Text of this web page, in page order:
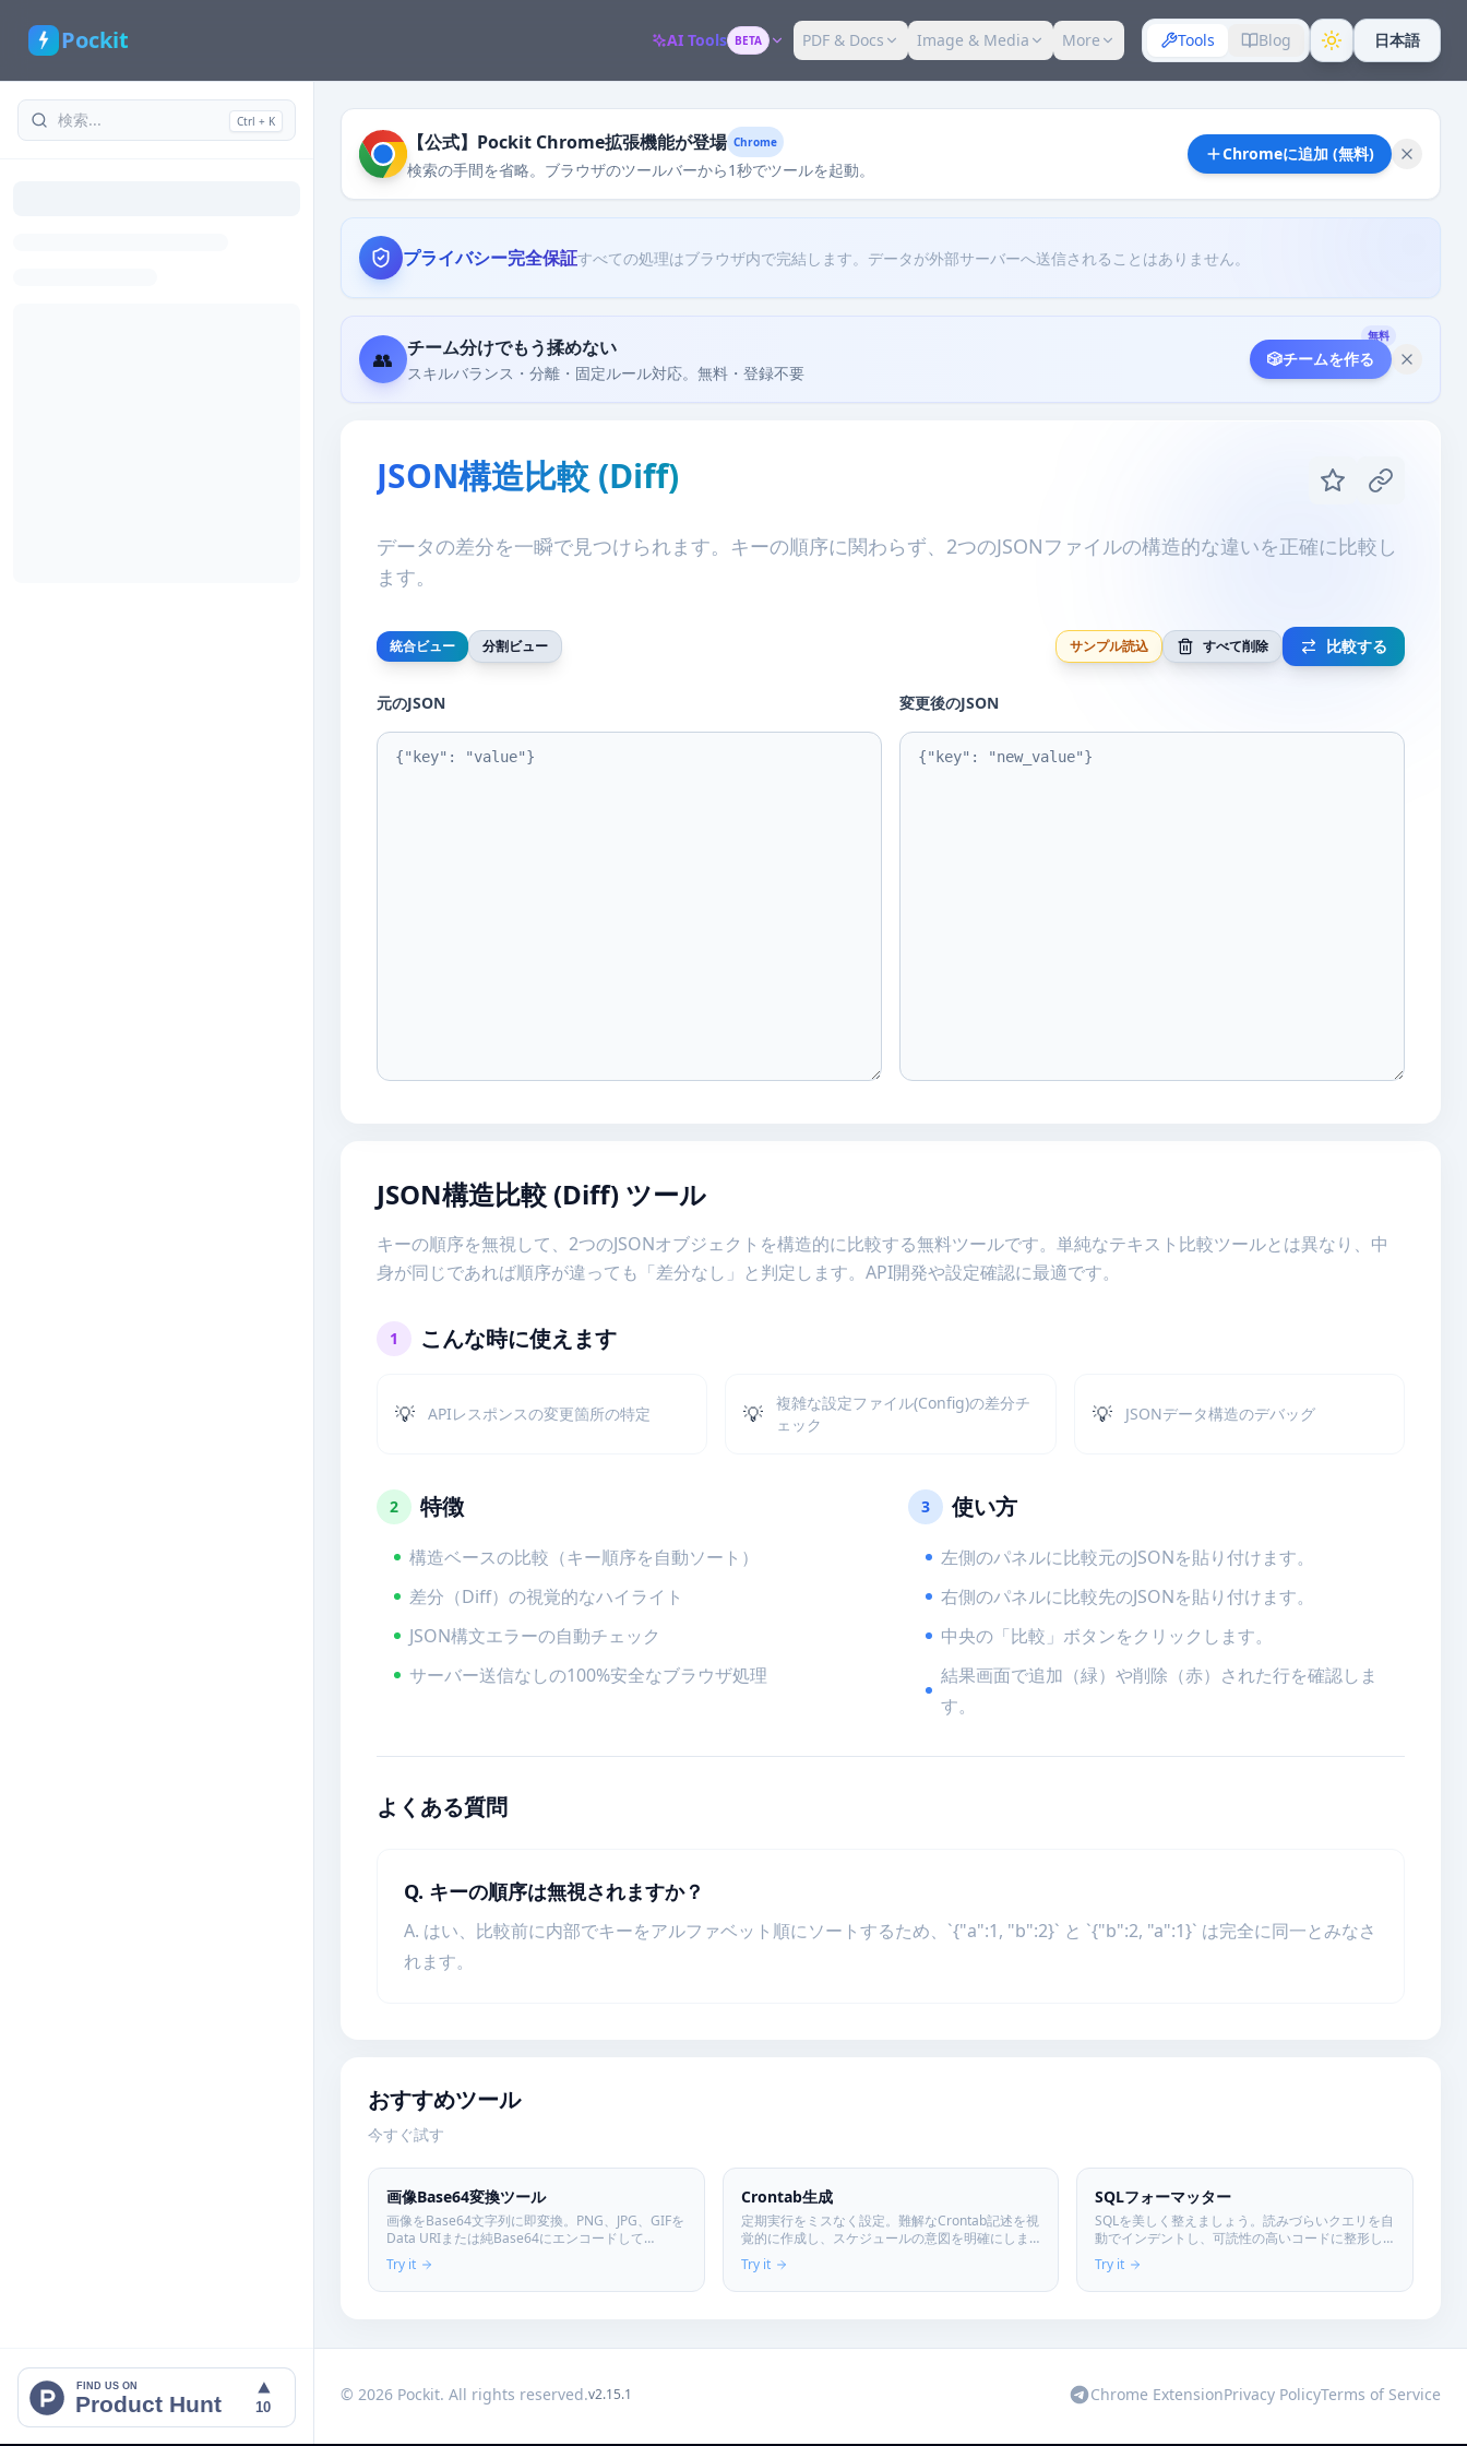
Pockit AI Tools BETA PDF & Docs Image & Media More Tools Blog 日本語
Ctrl + K
FIND US ON
Product Hunt 10
【公式】Pockit Chrome拡張機能が登場 Chrome
検索の手間を省略。ブラウザのツールバーから1秒でツールを起動。
Chromeに追加 (無料)
プライバシー完全保証すべての処理はブラウザ内で完結します。データが外部サーバーへ送信されることはありません。
無料
👥 チーム分けでもう揉めない
スキルバランス・分離・固定ルール対応。無料・登録不要
🎲チームを作る
JSON構造比較 (Diff)
データの差分を一瞬で見つけられます。キーの順序に関わらず、2つのJSONファイルの構造的な違いを正確に比較し
ます。
統合ビュー 分割ビュー サンプル読込 すべて削除 比較する
元のJSON 変更後のJSON
JSON構造比較 (Diff) ツール
キーの順序を無視して、2つのJSONオブジェクトを構造的に比較する無料ツールです。単純なテキスト比較ツールとは異なり、中
身が同じであれば順序が違っても「差分なし」と判定します。API開発や設定確認に最適です。
1 こんな時に使えます
💡 APIレスポンスの変更箇所の特定 💡
複雑な設定ファイル(Config)の差分チ
ェック
💡 JSONデータ構造のデバッグ
2 特徴
構造ベースの比較（キー順序を自動ソート）
差分（Diff）の視覚的なハイライト
JSON構文エラーの自動チェック
サーバー送信なしの100%安全なブラウザ処理
3 使い方
左側のパネルに比較元のJSONを貼り付けます。
右側のパネルに比較先のJSONを貼り付けます。
中央の「比較」ボタンをクリックします。
結果画面で追加（緑）や削除（赤）された行を確認しま
す。
よくある質問
Q. キーの順序は無視されますか？
A. はい、比較前に内部でキーをアルファベット順にソートするため、`{"a":1, "b":2}` と `{"b":2, "a":1}` は完全に同一とみなさ
れます。
おすすめツール
今すぐ試す
画像Base64変換ツール
画像をBase64文字列に即変換。PNG、JPG、GIFを
Data URIまたは純Base64にエンコードして
HTML/CSSに直接埋め込み。サーバーアップロー
ド不要、ブラウザで安全に処理。
Try it
Crontab生成
定期実行をミスなく設定。難解なCrontab記述を視
覚的に作成し、スケジュールの意図を明確にしま
す。
Try it
SQLフォーマッター
SQLを美しく整えましょう。読みづらいクエリを自
動でインデントし、可読性の高いコードに整形し
ます。
Try it
© 2026 Pockit. All rights reserved.v2.15.1 Chrome ExtensionPrivacy PolicyTerms of Service